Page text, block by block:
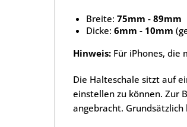
Breite: 75mm - 89mm
Dicke: 6mm - 10mm
Hinweis: Für iPhones,
Die Halteschale sitzt auf
einstellen zu können. Zur
angebracht.